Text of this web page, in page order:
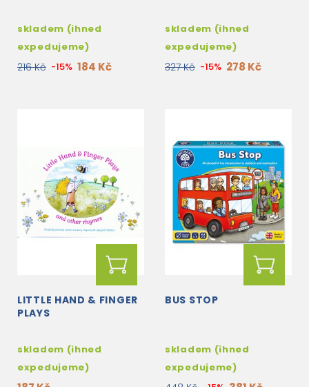
skladem (ihned
expedujeme)
216 Kč -15% 184 Kč
skladem (ihned
expedujeme)
327 Kč -15% 278 Kč
LITTLE HAND & FINGER
PLAYS
skladem (ihned
expedujeme)
BUS STOP
skladem (ihned
expedujeme)